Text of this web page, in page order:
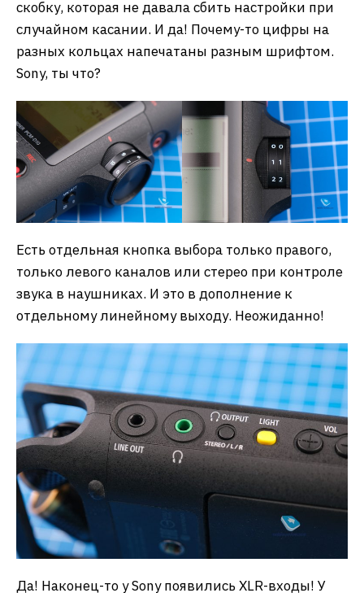
скобку, которая не давала сбить настройки при
случайном касании. И да! Почему-то цифры на
разных кольцах напечатаны разным шрифтом.
Sony, ты что?
Есть отдельная кнопка выбора только правого,
только левого каналов или стерео при контроле
звука в наушниках. И это в дополнение к
отдельному линейному выходу. Неожиданно!
Да! Наконец-то у Sony появились XLR-входы! У